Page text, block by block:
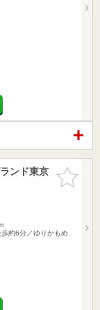
お気に入
りに追加
ンド東京
約6分／ゆりかもめ